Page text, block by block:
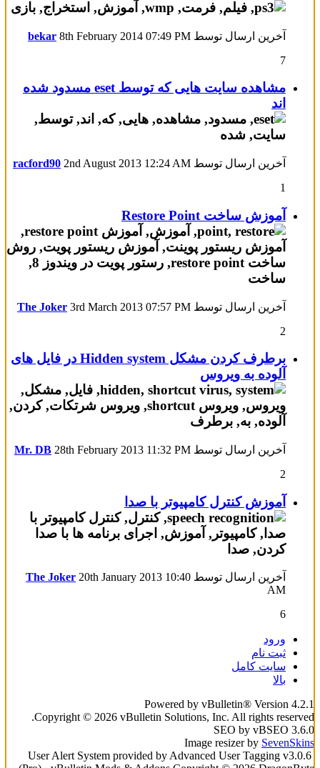
آخرین ارسال توسط bekar 8th February 2014 07:49 PM
7
مشاهده سایت هایی که توسط eset مسدود شده
اند
آخرین ارسال توسط racford90 2nd August 2013 12:24 AM
1
آموزش ساخت Restore Point
آخرین ارسال توسط The Joker 3rd March 2013 07:57 PM
2
برطرف کردن مشکل Hidden system در فایل های
آلوده به ویروس
آخرین ارسال توسط Mr. DB 28th February 2013 11:32 PM
2
آموزش کنترل کامپیوتر با صدا
آخرین ارسال توسط The Joker 20th January 2013 10:40
AM
6
ورود
ثبت نام
سایت کامل
بالا
Powered by vBulletin® Version 4.2.1
Copyright © 2026 vBulletin Solutions, Inc. All rights reserved.
SEO by vBSEO 3.6.0
Image resizer by SevenSkins
User Alert System provided by Advanced User Tagging v3.0.6